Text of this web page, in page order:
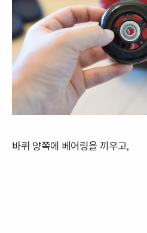
바퀴 양쪽에 베어링을 끼우고,